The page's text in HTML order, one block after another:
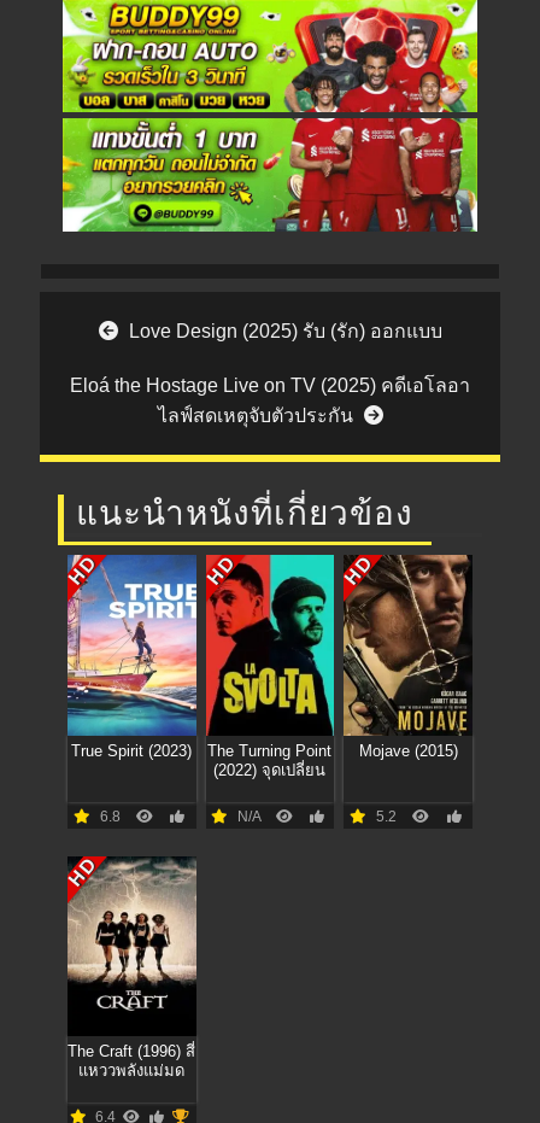
Post navigation
Love Design (2025) รับ (รัก) ออกแบบ
Eloá the Hostage Live on TV (2025) คดีเอโลอา
ไลฟ์สดเหตุจับตัวประกัน
แนะนำหนังที่เกี่ยวข้อง
HD
True Spirit (2023)
6.8
HD
The Turning Point
(2022) จุดเปลี่ยน
N/A
HD
Mojave (2015)
5.2
HD
The Craft (1996) สี่
แหววพลังแม่มด
6.4